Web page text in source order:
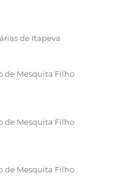
de Itapeva
de Mesquita Filho
de Mesquita Filho
de Mesquita Filho